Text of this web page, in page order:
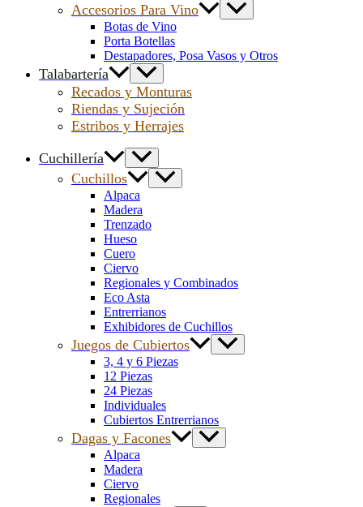
Accesorios Para Vino
Botas de Vino
Porta Botellas
Destapadores, Posa Vasos y Otros
Talabartería
Recados y Monturas
Riendas y Sujeción
Estribos y Herrajes
Cuchillería
Cuchillos
Alpaca
Madera
Trenzado
Hueso
Cuero
Ciervo
Regionales y Combinados
Eco Asta
Entrerrianos
Exhibidores de Cuchillos
Juegos de Cubiertos
3, 4 y 6 Piezas
12 Piezas
24 Piezas
Individuales
Cubiertos Entrerrianos
Dagas y Facones
Alpaca
Madera
Ciervo
Regionales